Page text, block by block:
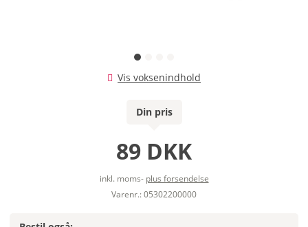
Vis voksenindhold
Din pris
89 DKK
inkl. moms- plus forsendelse
Varenr.: 05302200000